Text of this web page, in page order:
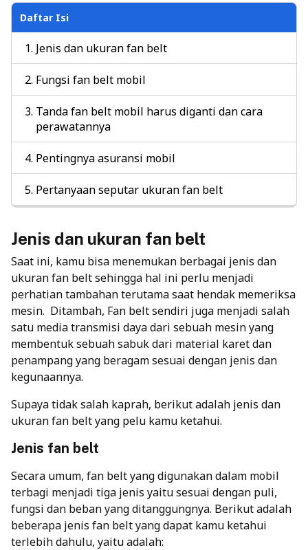
Daftar Isi
Jenis dan ukuran fan belt
Fungsi fan belt mobil
Tanda fan belt mobil harus diganti dan cara
perawatannya
Pentingnya asuransi mobil
Pertanyaan seputar ukuran fan belt
Jenis dan ukuran fan belt
Saat ini, kamu bisa menemukan berbagai jenis dan
ukuran fan belt sehingga hal ini perlu menjadi
perhatian tambahan terutama saat hendak memeriksa
mesin. Ditambah, Fan belt sendiri juga menjadi salah
satu media transmisi daya dari sebuah mesin yang
membentuk sebuah sabuk dari material karet dan
penampang yang beragam sesuai dengan jenis dan
kegunaannya.
Supaya tidak salah kaprah, berikut adalah jenis dan
ukuran fan belt yang pelu kamu ketahui.
Jenis fan belt
Secara umum, fan belt yang digunakan dalam mobil
terbagi menjadi tiga jenis yaitu sesuai dengan puli,
fungsi dan beban yang ditanggungnya. Berikut adalah
beberapa jenis fan belt yang dapat kamu ketahui
terlebih dahulu, yaitu adalah: